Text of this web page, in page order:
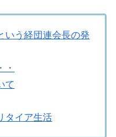
いう経団連会長の発
・
て
タイア生活